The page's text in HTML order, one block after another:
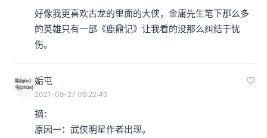
本集编辑：dy、天真
好像我更喜欢古龙的里面的大侠，金庸先生笔下那么多
的英雄只有一部《鹿鼎记》让我看的没那么纠结于忧
伤。
姤屯
2021-09-27 06:22:40
摘：
原因一：武侠明星作者出现。